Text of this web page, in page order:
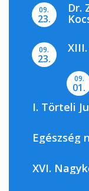
09.
23.
Dr.
09.
23.
09.
01.
I. Törteli
Egészség
XVI.